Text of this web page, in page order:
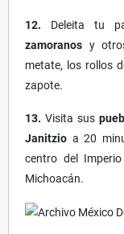
12. Deleita tu
zamoranos y
metate, los rollos
zapote.
13. Visita sus
Janitzio a 20
centro del
Michoacán.